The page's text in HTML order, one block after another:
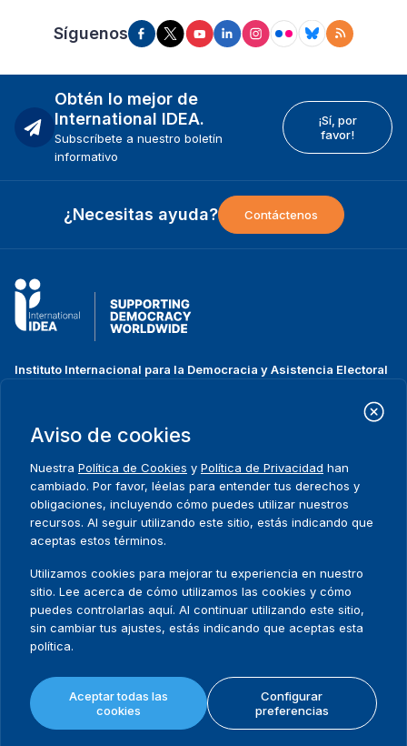
Síguenos
Obtén lo mejor de
International IDEA.
Subscríbete a nuestro boletín
informativo
¡Sí, por
favor!
¿Necesitas ayuda? Contáctenos
Instituto Internacional para la Democracia y Asistencia Electoral
Strömsborgsbron 1
SE-103 34 Estocolmo
+46 8 698 37 00
Footer
menu
Inicio
Sobre nosotros
Dónde trabajamos
Publicaciones
Datos y herramientas
Projectos
Prensa
Contact
Release Agreement Form
Términos y condiciones
Política de privacidad
Mapa del sitio
Aviso de cookies
Nuestra Política de Cookies y Política de Privacidad han
cambiado. Por favor, léelas para entender tus derechos y
obligaciones, incluyendo cómo puedes utilizar nuestros
recursos. Al seguir utilizando este sitio, estás indicando que
aceptas estos términos.
Utilizamos cookies para mejorar tu experiencia en nuestro
sitio. Lee acerca de cómo utilizamos las cookies y cómo
puedes controlarlas aquí. Al continuar utilizando este sitio,
sin cambiar tus ajustes, estás indicando que aceptas esta
política.
Aceptar todas las
cookies
Configurar
preferencias